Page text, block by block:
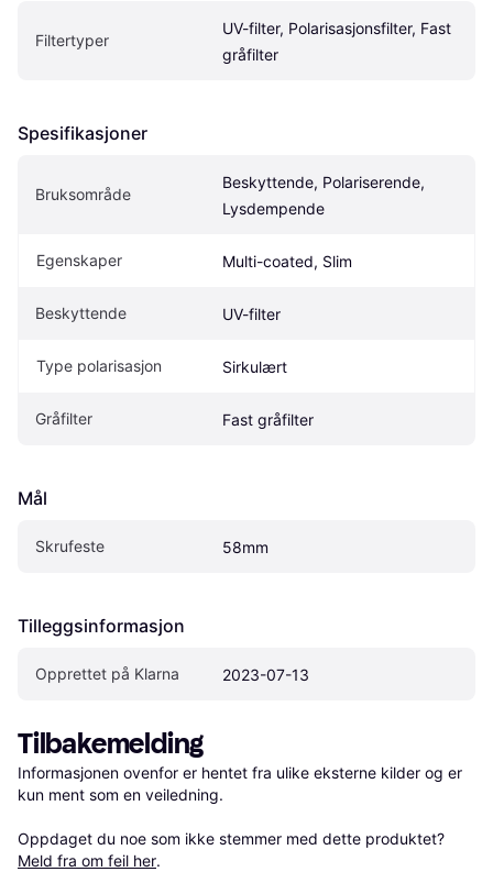
Filtertyper
UV-filter, Polarisasjonsfilter, Fast
gråfilter
Spesifikasjoner
Bruksområde
Beskyttende, Polariserende,
Lysdempende
Egenskaper Multi-coated, Slim
Beskyttende UV-filter
Type polarisasjon Sirkulært
Gråfilter Fast gråfilter
Mål
Skrufeste 58mm
Tilleggsinformasjon
Opprettet på Klarna 2023-07-13
Tilbakemelding
Informasjonen ovenfor er hentet fra ulike eksterne kilder og er
kun ment som en veiledning.
Oppdaget du noe som ikke stemmer med dette produktet?
Meld fra om feil her.